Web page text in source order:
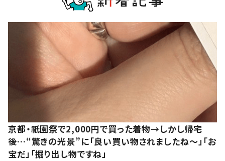
京都・祇園祭で2,000円で買った着物→しかし帰宅
後…“驚きの光景”に「良い買い物されましたね～」「お
宝だ」「掘り出し物ですね」